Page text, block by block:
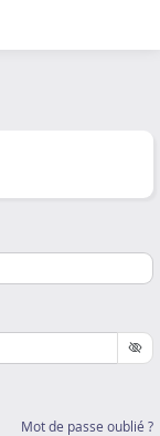
Mot de passe oublié ?